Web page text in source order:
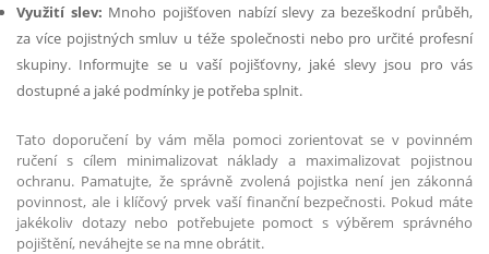
Využití slev: Mnoho pojišťoven nabízí slevy za bezeškodní průběh,
za více pojistných smluv u téže společnosti nebo pro určité profesní
skupiny. Informujte se u vaší pojišťovny, jaké slevy jsou pro vás
dostupné a jaké podmínky je potřeba splnit.
Tato doporučení by vám měla pomoci zorientovat se v povinném
ručení s cílem minimalizovat náklady a maximalizovat pojistnou
ochranu. Pamatujte, že správně zvolená pojistka není jen zákonná
povinnost, ale i klíčový prvek vaší finanční bezpečnosti. Pokud máte
jakékoliv dotazy nebo potřebujete pomoct s výběrem správného
pojištění, neváhejte se na mne obrátit.